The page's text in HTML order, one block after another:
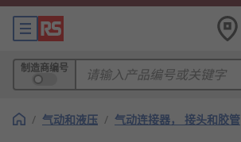
制造商编号
/ 气动和液压 / 气动连接器， 接头和胶管